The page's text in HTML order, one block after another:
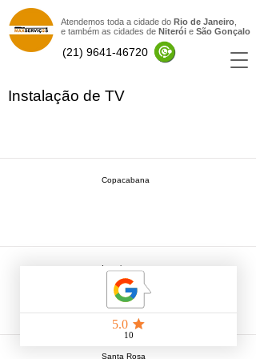
Atendemos toda a cidade do Rio de Janeiro
e também as cidades de Niterói e São Gonçalo
(21) 9641-46720
Instalação de TV
Copacabana
Icarai
Santa Rosa